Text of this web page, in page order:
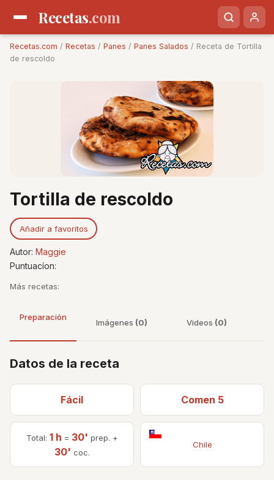
Recetas.com
Recetas.com / Recetas / Panes / Panes Salados / Receta de Tortilla
de rescoldo
Tortilla de rescoldo
Añadir a favoritos
Autor: Maggie
Puntuacíon:
Más recetas:
Preparación
Imágenes (0) Videos (0)
Datos de la receta
Fácil Comen 5
Total: 1 h = 30' prep. +
30' coc.
Chile